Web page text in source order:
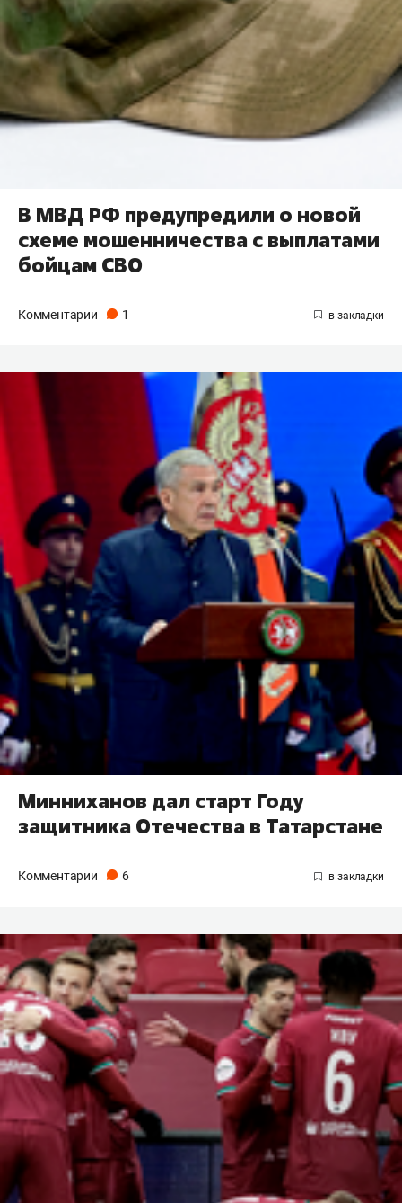
В МВД РФ предупредили о новой
схеме мошенничества с выплатами
бойцам СВО
Комментарии 1
Минниханов дал старт Году
защитника Отечества в Татарстане
Комментарии 6